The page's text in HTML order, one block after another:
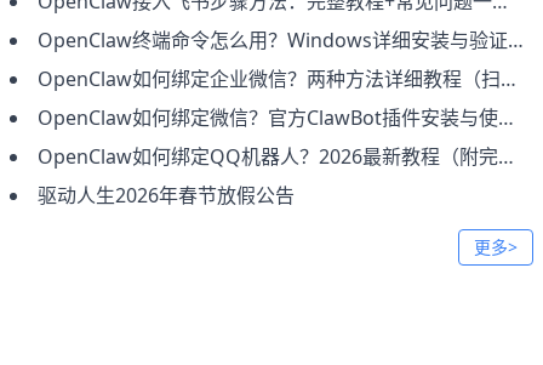
OpenClaw终端命令怎么用？Windows详细安装与验证教程（新手必看）
OpenClaw如何绑定企业微信？两种方法详细教程（扫码接入+手动配置）
OpenClaw如何绑定微信？官方ClawBot插件安装与使用完整教程
OpenClaw如何绑定QQ机器人？2026最新教程（附完整步骤）
驱动人生2026年春节放假公告
更多>